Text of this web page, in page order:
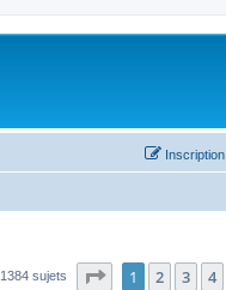
Inscription
1384 sujets Page sur56
1 2 3 4